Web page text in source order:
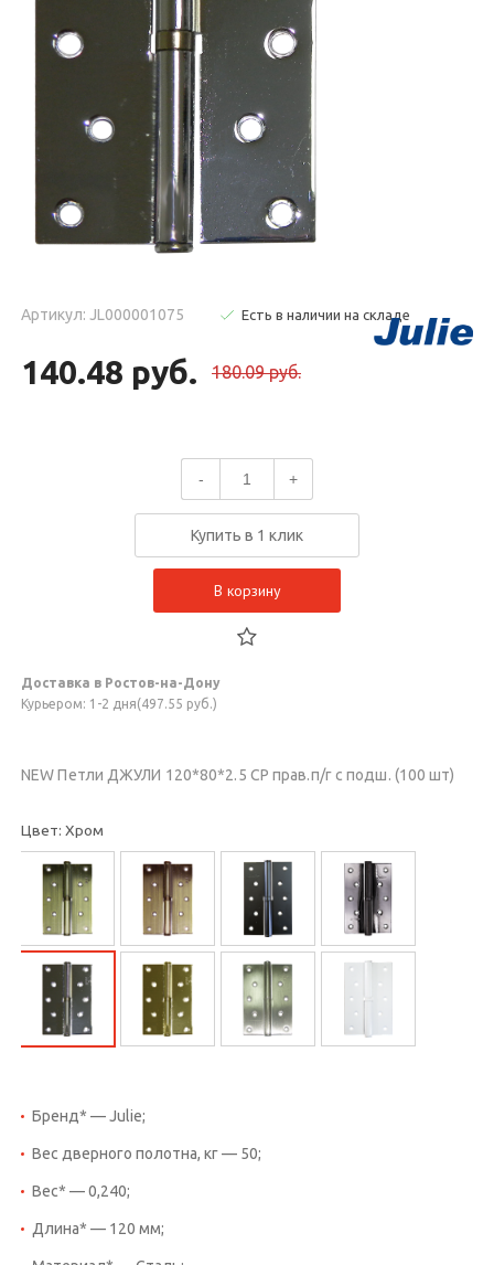
Артикул: JL000001075 Есть в наличии на складе
140.48 руб. 180.09 руб.
- +
Купить в 1 клик
В корзину
Доставка в Ростов-на-Дону
Курьером: 1-2 дня(497.55 руб.)
NEW Петли ДЖУЛИ 120*80*2.5 CP прав.п/г с подш. (100 шт)
Цвет: Хром
Бренд* — Julie;
Вес дверного полотна, кг — 50;
Вес* — 0,240;
Длина* — 120 мм;